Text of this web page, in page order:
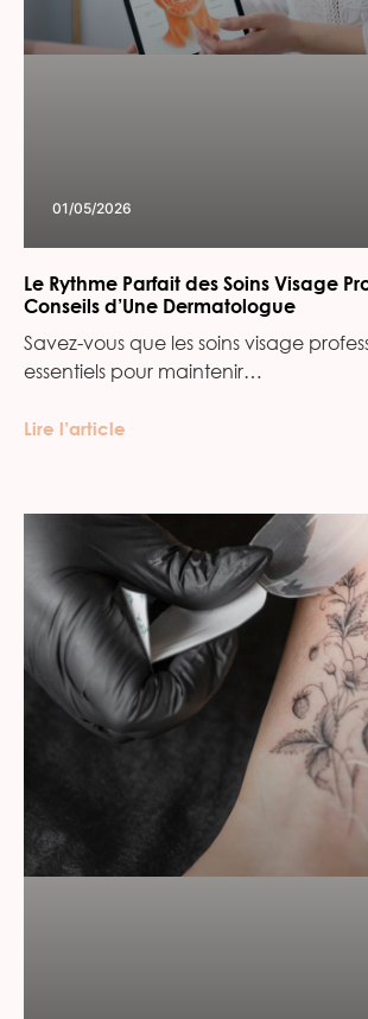
01/05/2026
Le Rythme Parfait des Soins Visage
Conseils d’Une Dermatologue
Savez-vous que les soins visage
essentiels pour maintenir…
Lire l’article